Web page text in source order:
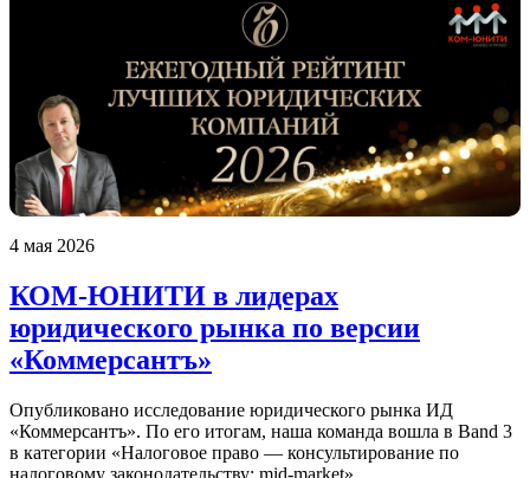
4 мая 2026
КОМ-ЮНИТИ в лидерах
юридического рынка по версии
«Коммерсантъ»
Опубликовано исследование юридического рынка ИД
«Коммерсантъ». По его итогам, наша команда вошла в Band 3
в категории «Налоговое право — консультирование по
налоговому законодательству: mid-market».